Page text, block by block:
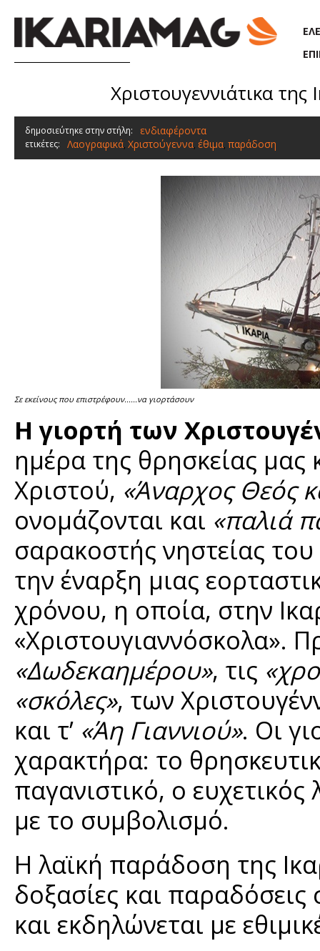
Χριστουγεννιάτικα της
δημοσιεύτηκε στην στήλη: ενδιαφέροντα
ετικέτες: Λαογραφικά, Χριστούγεννα, έθιμα, παράδοση
Σε εκείνους που επιστρέφουν......να γιορτάσουν
Η γιορτή των
ημέρα της θρησκείας μας
Χριστού, «Άναρχος Θεός
ονομάζονται και «παλιά
σαρακοστής νηστείας του
την έναρξη μιας
χρόνου, η οποία, στην
«Χριστουγιαννόσκολα».
«Δωδεκαημέρου», τις
«σκόλες», των
και τ’ «Άη Γιαννιού». Οι
χαρακτήρα: το
παγανιστικό, ο
με το συμβολισμό.
Η λαϊκή παράδοση της
δοξασίες και παραδόσεις
και εκδηλώνεται με